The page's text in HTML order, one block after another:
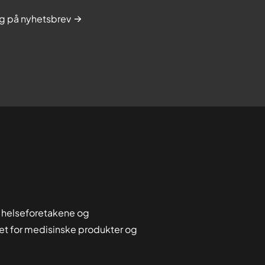
på nyhetsbrev
og
for medisinske produkter og